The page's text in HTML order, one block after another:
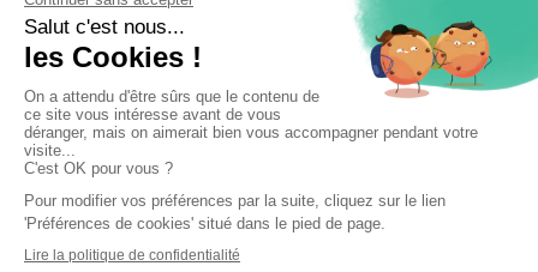
84700 SORGUES
03 56 57 57 60
58 Rue de la Commanderie,
© Ikone 2025